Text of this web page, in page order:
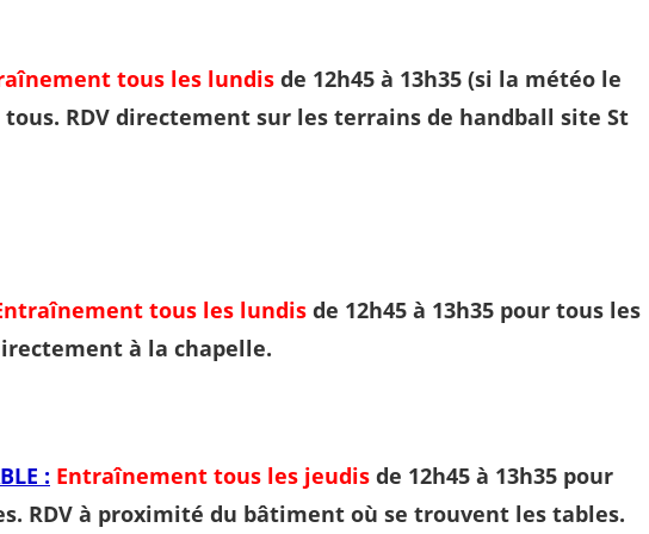
tous les lundis de 12h45 à 13h35 (si la météo le
RDV directement sur les terrains de handball site St
tous les lundis de 12h45 à 13h35 pour tous les
à la chapelle.
: Entraînement tous les jeudis de 12h45 à 13h35 pour
RDV à proximité du bâtiment où se trouvent les tables.